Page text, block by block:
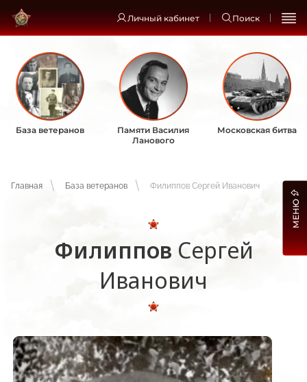
Личный кабинет Поиск
База ветеранов
Памяти Василия
Ланового
Московская битва
Главная База ветеранов Филиппов Сергей Иванович
Филиппов Сергей
Иванович
МЕНЮ